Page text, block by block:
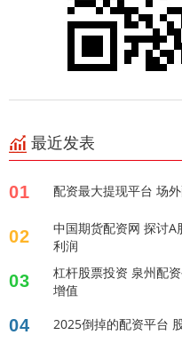
最近发表
01 配资最大提现平台 场
02
中国期货配资网 探讨
利润
03
杠杆股票投资 泉州配
增值
04 2025倒掉的配资平台